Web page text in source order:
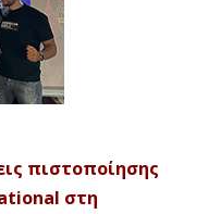
πιστοποίησης
στη